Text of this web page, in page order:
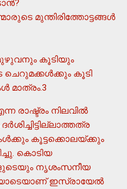
മുന്തിരിത്തോട്ടങ്ങള്‍
കൂടിയും
ചെറുമക്കള്‍ക്കും കൂടി
മാത്രം.3
രാഷ്ട്രം നിലവില്‍
കൂട്ടക്കൊലയ്ക്കും
കൊടിയ
നൃശംസനീയ
ഇസ്രായേല്‍